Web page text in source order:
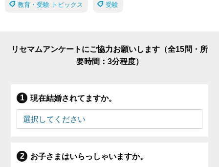
教育・受験 トピックス 受験
リセマムアンケートにご協力お願いします（全15問・所
要時間：3分程度）
現在結婚されてますか。
お子さまはいらっしゃいますか。